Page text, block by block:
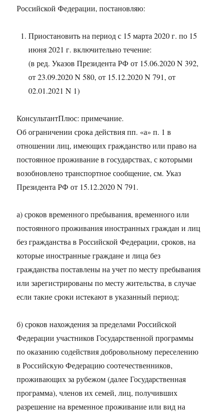
Российской Федерации, постановляю:
Приостановить на период с 15 марта 2020 г. по 15
июня 2021 г. включительно течение:
(в ред. Указов Президента РФ от 15.06.2020 N 392,
от 23.09.2020 N 580, от 15.12.2020 N 791, от
02.01.2021 N 1)
КонсультантПлюс: примечание.
Об ограничении срока действия пп. «а» п. 1 в
отношении лиц, имеющих гражданство или право на
постоянное проживание в государствах, с которыми
возобновлено транспортное сообщение, см. Указ
Президента РФ от 15.12.2020 N 791.
а) сроков временного пребывания, временного или
постоянного проживания иностранных граждан и лиц
без гражданства в Российской Федерации, сроков, на
которые иностранные граждане и лица без
гражданства поставлены на учет по месту пребывания
или зарегистрированы по месту жительства, в случае
если такие сроки истекают в указанный период;
б) сроков нахождения за пределами Российской
Федерации участников Государственной программы
по оказанию содействия добровольному переселению
в Российскую Федерацию соотечественников,
проживающих за рубежом (далее Государственная
программа), членов их семей, лиц, получивших
разрешение на временное проживание или вид на